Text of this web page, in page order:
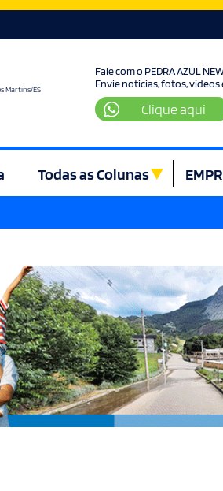
Martins/ES
Fale com o PEDRA AZUL
Envie noticias, fotos, vídeos
Clique aqui
Todas as Colunas